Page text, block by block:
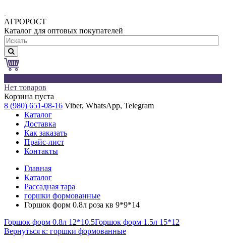
АГРОРОСТ
Каталог для оптовых покупателей
Нет товаров
Корзина пуста
8 (980) 651-08-16 Viber, WhatsApp, Telegram
Каталог
Доставка
Как заказать
Прайс-лист
Контакты
Главная
Каталог
Рассадная тара
горшки формованные
Горшок форм 0.8л роза кв 9*9*14
Горшок форм 0.8л 12*10.5Горшок форм 1.5л 15*12
Вернуться к: горшки формованные